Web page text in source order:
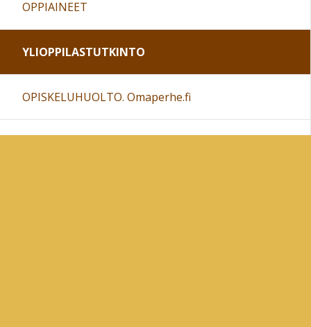
OPPIAINEET
YLIOPPILASTUTKINTO
OPISKELUHUOLTO. Omaperhe.fi